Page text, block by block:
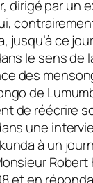
dirigé par un
jusqu’à ce
le sens de
des
de
de réécrire
ans une
à un
Robert
et en